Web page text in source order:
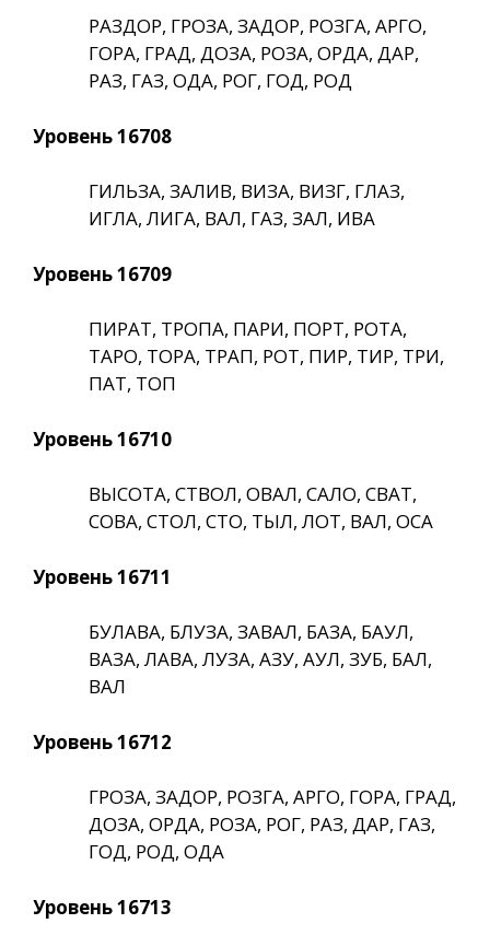
РАЗДОР, ГРОЗА, ЗАДОР, РОЗГА, АРГО,
ГОРА, ГРАД, ДОЗА, РОЗА, ОРДА, ДАР,
РАЗ, ГАЗ, ОДА, РОГ, ГОД, РОД
Уровень 16708
ГИЛЬЗА, ЗАЛИВ, ВИЗА, ВИЗГ, ГЛАЗ,
ИГЛА, ЛИГА, ВАЛ, ГАЗ, ЗАЛ, ИВА
Уровень 16709
ПИРАТ, ТРОПА, ПАРИ, ПОРТ, РОТА,
ТАРО, ТОРА, ТРАП, РОТ, ПИР, ТИР, ТРИ,
ПАТ, ТОП
Уровень 16710
ВЫСОТА, СТВОЛ, ОВАЛ, САЛО, СВАТ,
СОВА, СТОЛ, СТО, ТЫЛ, ЛОТ, ВАЛ, ОСА
Уровень 16711
БУЛАВА, БЛУЗА, ЗАВАЛ, БАЗА, БАУЛ,
ВАЗА, ЛАВА, ЛУЗА, АЗУ, АУЛ, ЗУБ, БАЛ,
ВАЛ
Уровень 16712
ГРОЗА, ЗАДОР, РОЗГА, АРГО, ГОРА, ГРАД,
ДОЗА, ОРДА, РОЗА, РОГ, РАЗ, ДАР, ГАЗ,
ГОД, РОД, ОДА
Уровень 16713